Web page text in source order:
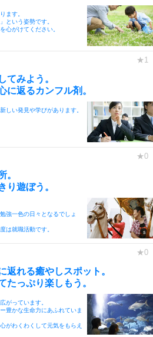
ます。
という姿勢です。
心がけてください。
てみよう。
に返るカンフル剤。
しい発見や学びがあります。
。
り遊ぼう。
強一色の日々となるでしょ
は就職活動です。
返れる癒やしスポット。
たっぷり楽しもう。
がっています。
豊かな生命力にあふれていま
がわくわくして元気をもらえ